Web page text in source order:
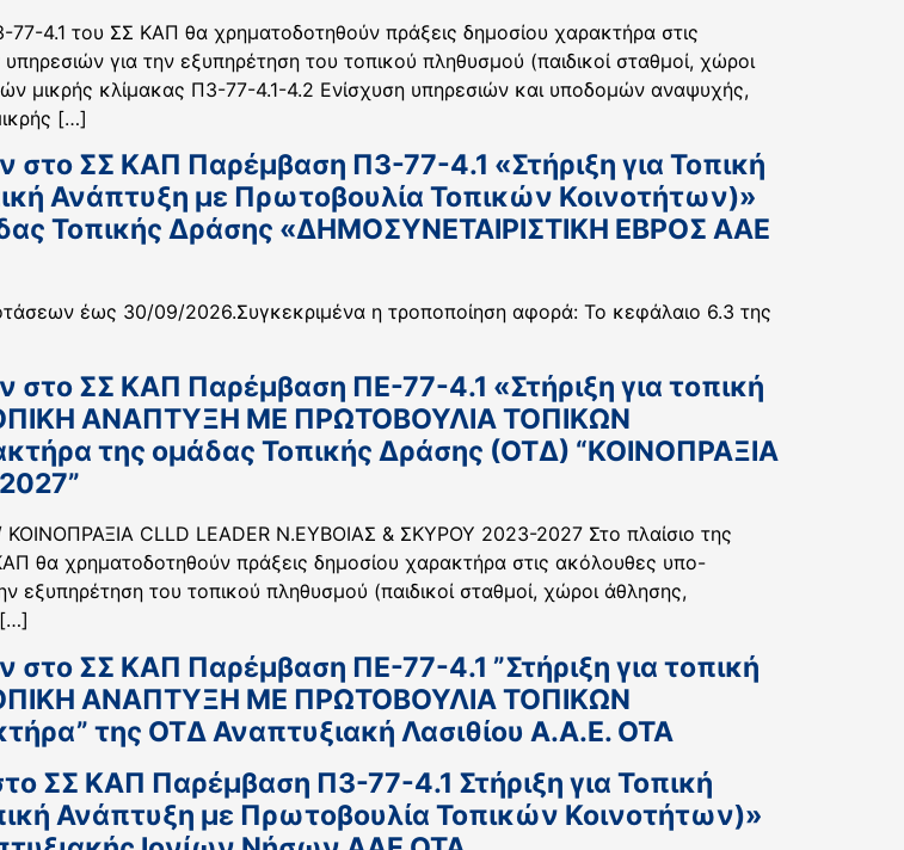
4.1 του ΣΣ ΚΑΠ θα χρηματοδοτηθούν πράξεις δημοσίου χαρακτήρα στις
για την εξυπηρέτηση του τοπικού πληθυσμού (παιδικοί σταθμοί, χώροι
μικρής κλίμακας Π3-77-4.1-4.2 Ενίσχυση υπηρεσιών και υποδομών αναψυχής,
[…]
ΣΣ ΚΑΠ Παρέμβαση Π3-77-4.1 «Στήριξη για Τοπική
Ανάπτυξη με Πρωτοβουλία Τοπικών Κοινοτήτων)»
Τοπικής Δράσης «ΔΗΜΟΣΥΝΕΤΑΙΡΙΣΤΙΚΗ ΕΒΡΟΣ ΑΑΕ
έως 30/09/2026.Συγκεκριμένα η τροποποίηση αφορά: Το κεφάλαιο 6.3 της
ΣΣ ΚΑΠ Παρέμβαση ΠΕ-77-4.1 «Στήριξη για τοπική
ΑΝΑΠΤΥΞΗ ΜΕ ΠΡΩΤΟΒΟΥΛΙΑ ΤΟΠΙΚΩΝ
της ομάδας Τοπικής Δράσης (ΟΤΔ) “ΚΟΙΝΟΠΡΑΞΙΑ
CLLD LEADER Ν.ΕΥΒΟΙΑΣ & ΣΚΥΡΟΥ 2023-2027 Στο πλαίσιο της
θα χρηματοδοτηθούν πράξεις δημοσίου χαρακτήρα στις ακόλουθες υπο-
εξυπηρέτηση του τοπικού πληθυσμού (παιδικοί σταθμοί, χώροι άθλησης,
[…]
ΣΣ ΚΑΠ Παρέμβαση ΠΕ-77-4.1 ”Στήριξη για τοπική
ΑΝΑΠΤΥΞΗ ΜΕ ΠΡΩΤΟΒΟΥΛΙΑ ΤΟΠΙΚΩΝ
της ΟΤΔ Αναπτυξιακή Λασιθίου Α.Α.Ε. ΟΤΑ
ΣΣ ΚΑΠ Παρέμβαση Π3-77-4.1 Στήριξη για Τοπική
Ανάπτυξη με Πρωτοβουλία Τοπικών Κοινοτήτων)»